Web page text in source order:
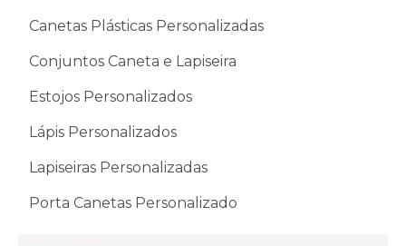
Canetas Plásticas Personalizadas
Conjuntos Caneta e Lapiseira
Estojos Personalizados
Lápis Personalizados
Lapiseiras Personalizadas
Porta Canetas Personalizado